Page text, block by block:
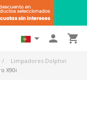
  
Limpadores Dolphin
X90i